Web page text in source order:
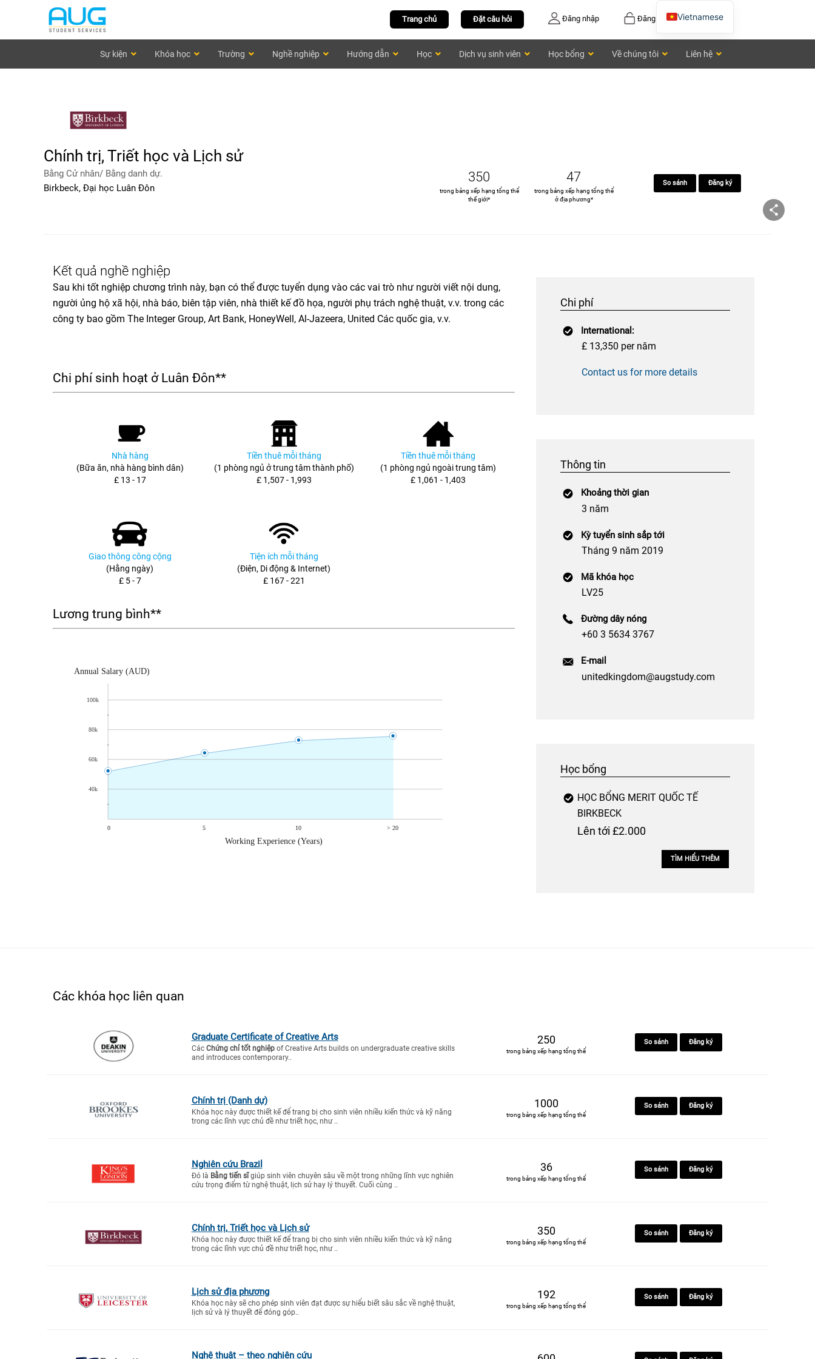
Đăng ký
Đăng nhập
Đặt câu hỏi
Trang chủ
Sự kiện Khóa học Trường Nghề nghiệp Hướng dẫn Học Dịch vụ sinh viên Học bổng Về chúng tôi Liên hệ
Chính trị, Triết học và Lịch sử
Bằng Cử nhân/ Bằng danh dự.
Birkbeck, Đại học Luân Đôn
350
trong bảng xếp hạng tổng thể
thế giới*
47
trong bảng xếp hạng tổng thể
ở địa phương*
So sánh Đăng ký
Kết quả nghề nghiệp
Sau khi tốt nghiệp chương trình này, bạn có thể được tuyển dụng vào các vai trò như người viết nội dung,
người ủng hộ xã hội, nhà báo, biên tập viên, nhà thiết kế đồ họa, người phụ trách nghệ thuật, v.v. trong các
công ty bao gồm The Integer Group, Art Bank, HoneyWell, Al-Jazeera, United Các quốc gia, v.v.
Chi phí sinh hoạt ở Luân Đôn**
Nhà hàng
(Bữa ăn, nhà hàng bình dân)
£ 13 - 17
Tiền thuê mỗi tháng
(1 phòng ngủ ở trung tâm thành phố)
£ 1,507 - 1,993
Tiền thuê mỗi tháng
(1 phòng ngủ ngoài trung tâm)
£ 1,061 - 1,403
Giao thông công cộng
(Hằng ngày)
£ 5 - 7
Tiện ích mỗi tháng
(Điện, Di động & Internet)
£ 167 - 221
Lương trung bình**
Chi phí
International:
£ 13,350 per năm
Contact us for more details
Thông tin
Khoảng thời gian
3 năm
Kỳ tuyển sinh sắp tới
Tháng 9 năm 2019
Mã khóa học
LV25
Đường dây nóng
+60 3 5634 3767
E-mail
unitedkingdom@augstudy.com
Học bổng
HỌC BỔNG MERIT QUỐC TẾ
BIRKBECK
Lên tới £2.000
TÌM HIỂU THÊM
Các khóa học liên quan
Graduate Certificate of Creative Arts
Các Chứng chỉ tốt nghiệpof Creative Arts builds on undergraduate creative skills
and introduces contemporary..
250
trong bảng xếp hạng tổng thể
So sánh Đăng ký
Chính trị (Danh dự)
Khóa học này được thiết kế để trang bị cho sinh viên nhiều kiến thức và kỹ năng
trong các lĩnh vực chủ đề như triết học, như ..
1000
trong bảng xếp hạng tổng thể
So sánh Đăng ký
Nghiên cứu Brazil
Đó là Bằng tiến sĩgiúp sinh viên chuyên sâu về một trong những lĩnh vực nghiên
cứu trọng điểm từ nghệ thuật, lịch sử hay lý thuyết. Cuối cùng ..
36
trong bảng xếp hạng tổng thể
So sánh Đăng ký
Chính trị, Triết học và Lịch sử
Khóa học này được thiết kế để trang bị cho sinh viên nhiều kiến thức và kỹ năng
trong các lĩnh vực chủ đề như triết học, như ..
350
trong bảng xếp hạng tổng thể
So sánh Đăng ký
Lịch sử địa phương
Khóa học này sẽ cho phép sinh viên đạt được sự hiểu biết sâu sắc về nghệ thuật,
lịch sử và lý thuyết để đóng góp..
192
trong bảng xếp hạng tổng thể
So sánh Đăng ký
Nghệ thuật – theo nghiên cứu
Vietnamese
Chinese